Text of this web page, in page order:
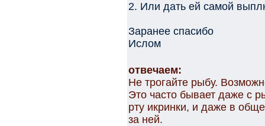
2. Или дать ей самой
Заранее спасибо
Ислом
отвечаем:
Не трогайте рыбу.
Это часто бывает даже с
рту икринки, и даже в
за ней.